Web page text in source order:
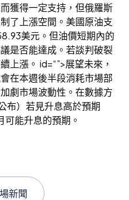
獲得一定支持，但俄羅斯
了上漲空間。美國原油支
美元。但油價短期內的
是否能達成。若談判破裂
上漲。 id=“”>展望未來，
在本週後半段消耗市場部
劇市場波動性。在數據方
布）若見升息高於預期
能升息的預期。
新聞